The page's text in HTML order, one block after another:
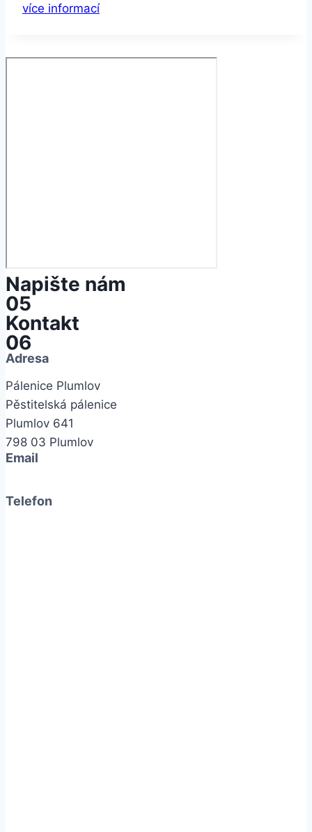
více informací
Napište nám
05
Kontakt
06
Adresa
Pálenice Plumlov
Pěstitelská pálenice
Plumlov 641
798 03 Plumlov
Email
Telefon